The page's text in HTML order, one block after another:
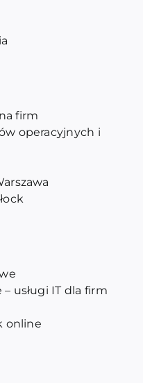
firm
operacyjnych i
usługi IT dla firm
online